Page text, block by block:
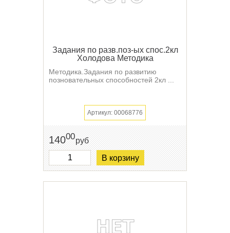
Задания по разв.поз-ых спос.2кл
Холодова Методика
Методика.Задания по развитию
позновательных способностей 2кл ...
Артикул: 00068776
14000руб
В корзину